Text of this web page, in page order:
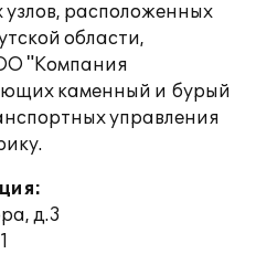
узлов, расположенных
области,
"Компания
каменный и бурый
управления
д.3